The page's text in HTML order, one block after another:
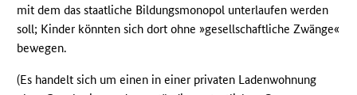
mit dem das staatliche Bildungsmonopol unterlaufen werden
soll; Kinder könnten sich dort ohne »gesellschaftliche Zwänge«
bewegen.
(Es handelt sich um einen in einer privaten Ladenwohnung